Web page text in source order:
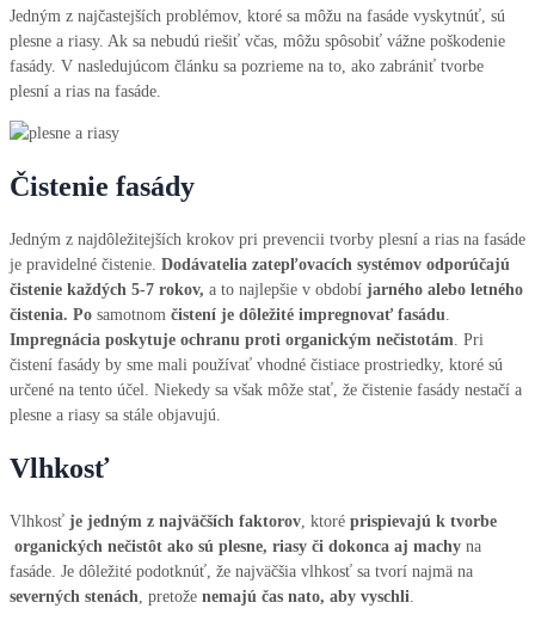
Jedným z najčastejších problémov, ktoré sa môžu na fasáde vyskytnúť, sú
plesne a riasy. Ak sa nebudú riešiť včas, môžu spôsobiť vážne poškodenie
fasády. V nasledujúcom článku sa pozrieme na to, ako zabrániť tvorbe
plesní a rias na fasáde.
Čistenie fasády
Jedným z najdôležitejších krokov pri prevencii tvorby plesní a rias na fasáde
je pravidelné čistenie. Dodávatelia zatepľovacích systémov odporúčajú
čistenie každých 5-7 rokov, a to najlepšie v období jarného alebo letného
čistenia. Po samotnom čistení je dôležité impregnovať fasádu
Impregnácia poskytuje ochranu proti organickým nečistotám . Pri
čistení fasády by sme mali používať vhodné čistiace prostriedky, ktoré sú
určené na tento účel. Niekedy sa však môže stať, že čistenie fasády nestačí a
plesne a riasy sa stále objavujú.
Vlhkosť
Vlhkosť je jedným z najväčších faktorov , ktoré prispievajú k tvorbe
organických nečistôt ako sú plesne, riasy či dokonca aj machy na
fasáde. Je dôležité podotknúť, že najväčšia vlhkosť sa tvorí najmä na
severných stenách , pretože nemajú čas nato, aby vyschli